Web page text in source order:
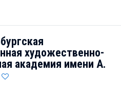
художественно-
академия имени А.